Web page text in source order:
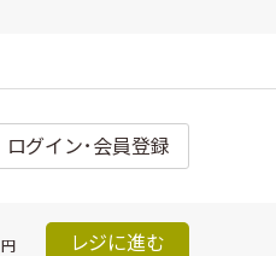
ログイン･会員登録
円 レジに進む